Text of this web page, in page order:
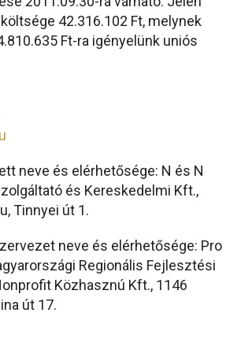
42.316.102 Ft, melynek
Ft-ra igényelünk uniós
neve és elérhetősége: N és N
és Kereskedelmi Kft.,
Tinnyei út 1.
neve és elérhetősége: Pro
Regionális Fejlesztési
Közhasznú Kft., 1146
út 17.